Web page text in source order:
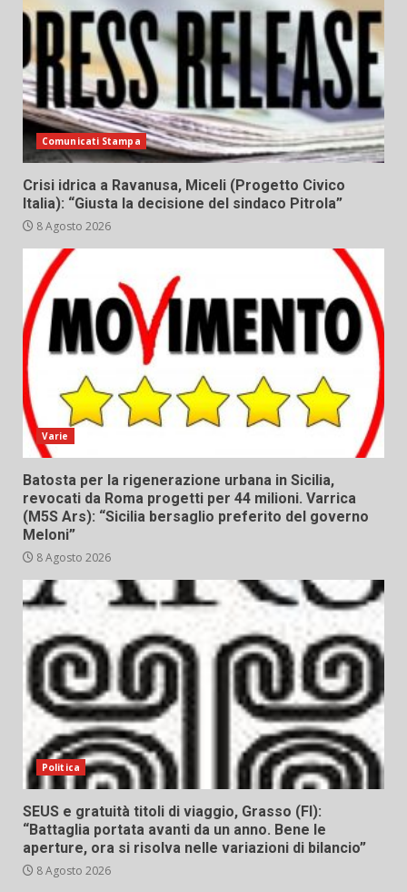
Comunicati Stampa
Crisi idrica a Ravanusa, Miceli (Progetto Civico
Italia): “Giusta la decisione del sindaco Pitrola”
8 Agosto 2026
Varie
Batosta per la rigenerazione urbana in Sicilia,
revocati da Roma progetti per 44 milioni. Varrica
(M5S Ars): “Sicilia bersaglio preferito del governo
Meloni”
8 Agosto 2026
Politica
SEUS e gratuità titoli di viaggio, Grasso (FI):
“Battaglia portata avanti da un anno. Bene le
aperture, ora si risolva nelle variazioni di bilancio”
8 Agosto 2026